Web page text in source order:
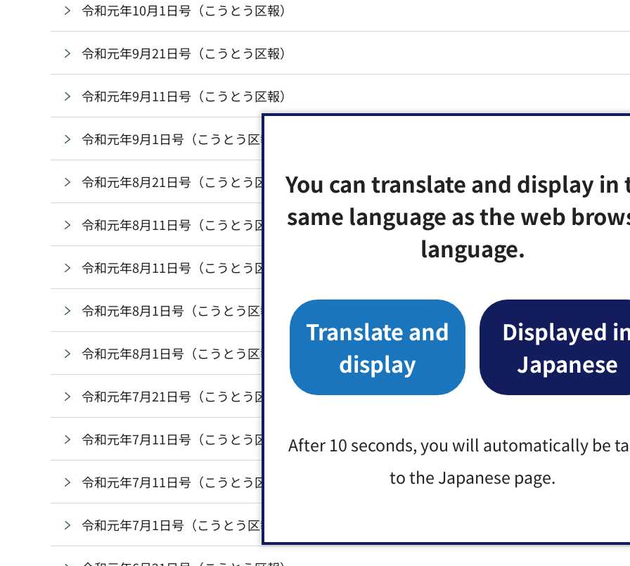
You can translate and display in
same language as the web
language.
Translate and
display
Displayed
Japanese
After 10 seconds, you will automatically be
to the Japanese page.
令和元年10月1日号（こうとう区報）
令和元年9月21日号（こうとう区報）
令和元年9月11日号（こうとう区報）
令和元年9月1日号（こうとう区報）
令和元年8月21日号（こうとう区報）
令和元年8月11日号（こうとう区報・パブリックコメント特集号）
令和元年8月11日号（こうとう区報）
令和元年8月1日号（こうとう区報・東京2020大会特集号）
令和元年8月1日号（こうとう区報）
令和元年7月21日号（こうとう区報）
令和元年7月11日号（こうとう区報・パブリックコメント特集号）
令和元年7月11日号（こうとう区報）
令和元年7月1日号（こうとう区報）